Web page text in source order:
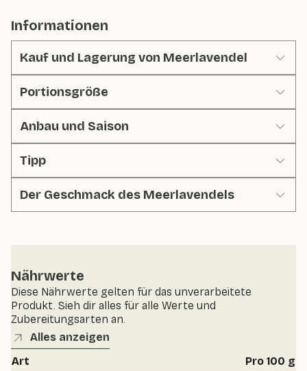
Informationen
Kauf und Lagerung von Meerlavendel
Portionsgröße
Anbau und Saison
Tipp
Der Geschmack des Meerlavendels
Nährwerte
Diese Nährwerte gelten für das unverarbeitete
Produkt. Sieh dir alles für alle Werte und
Zubereitungsarten an.
Alles anzeigen
Art
Pro 100 g